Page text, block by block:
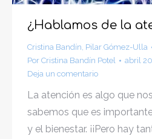
¿Hablamos de la
Cristina Bandín Pilar Gómez-Ulla
Por Cristina Bandín Potel
abril
Deja un comentario
La atención es algo que
sabemos que es
y el bienestar. ¡¡Pero hay